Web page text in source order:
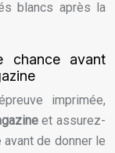
blancs après la
chance avant
imprimée,
et assurez-
de donner le